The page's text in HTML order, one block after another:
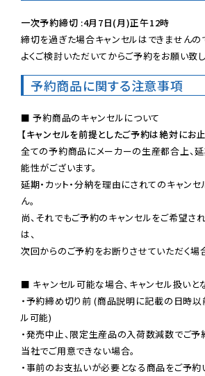
一次予約締切 :4月7日(月)正午12時
締切を過ぎた場合キャンセルはできませんの
よくご検討いただいてからご予約をお願い致し
予約商品に関する注意事項
【キャンセルを前提としたご予約は絶対にお
全ての予約商品にメーカーの生産都合上、延
能性がございます。
延期・カット・分納を理由にされてのキャン
ん。
尚、それでもご予約のキャンセルをご希望さ
は、
次回からのご予約をお断りさせていただく場
■ キャンセル可能な場合、キャンセル扱いと
・予約締め切り前 (商品説明に記載の日時以
ル可能)
・発売中止、限定生産品の入荷数減数でご
当社でご用意できない場合。
・事前のお支払いが必要となる商品をご予約